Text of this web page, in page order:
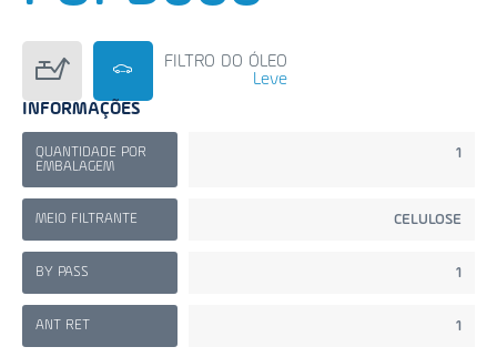
FILTRO DO ÓLEO
Leve
INFORMAÇÕES
QUANTIDADE POR
EMBALAGEM
1
MEIO FILTRANTE CELULOSE
BY PASS 1
ANT RET 1